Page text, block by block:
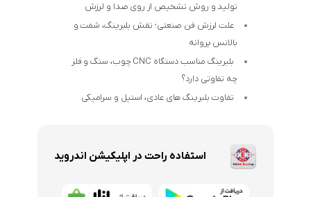
تولید و روش تشخیص از روی صدا و لرزش
علت لرزش فن صنعتی؛ نقش بلبرینگ، شفت و
بالانس پروانه
بلبرینگ مناسب دستگاه CNC چوب، سنگ و فلز
چه تفاوتی دارد؟
تفاوت بلبرینگ های عادی، استیل و سرامیکی
استفاده راحت در اپلیکیشن اندروید